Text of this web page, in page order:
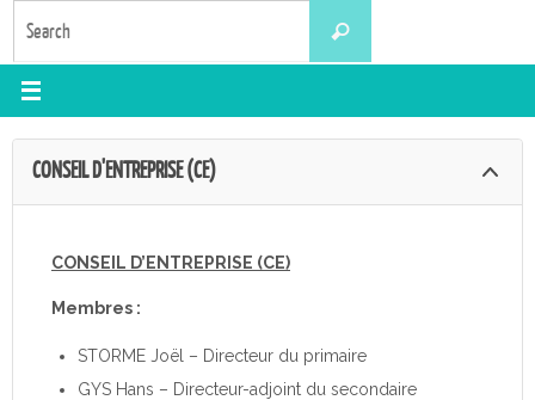
Search
CONSEIL D'ENTREPRISE (CE)
CONSEIL D’ENTREPRISE (CE)
Membres :
STORME Joël – Directeur du primaire
GYS Hans – Directeur-adjoint du secondaire